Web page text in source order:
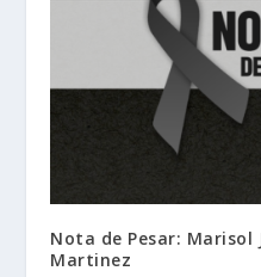
Nota de Pesar:
Martinez